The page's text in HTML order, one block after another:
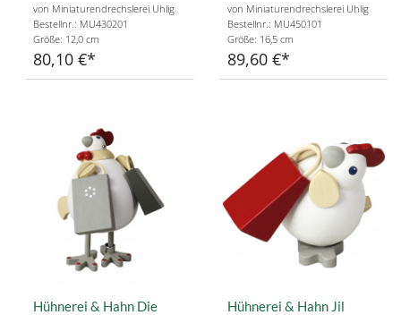
von Miniaturendrechslerei Uhlig
Bestellnr.: MU430201
Größe: 12,0 cm
80,10 €
von Miniaturendrechslerei Uhlig
Bestellnr.: MU450101
Größe: 16,5 cm
89,60 €
Hühnerei & Hahn Die
Hühnerei & Hahn Jil